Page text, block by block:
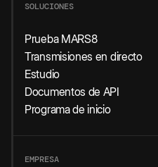
SOLUCIONES
Prueba MARS8
Transmisiones en directo
Estudio
Documentos de API
Programa de inicio
EMPRESA